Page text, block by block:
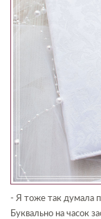
- Я тоже так думала
Буквально на часок